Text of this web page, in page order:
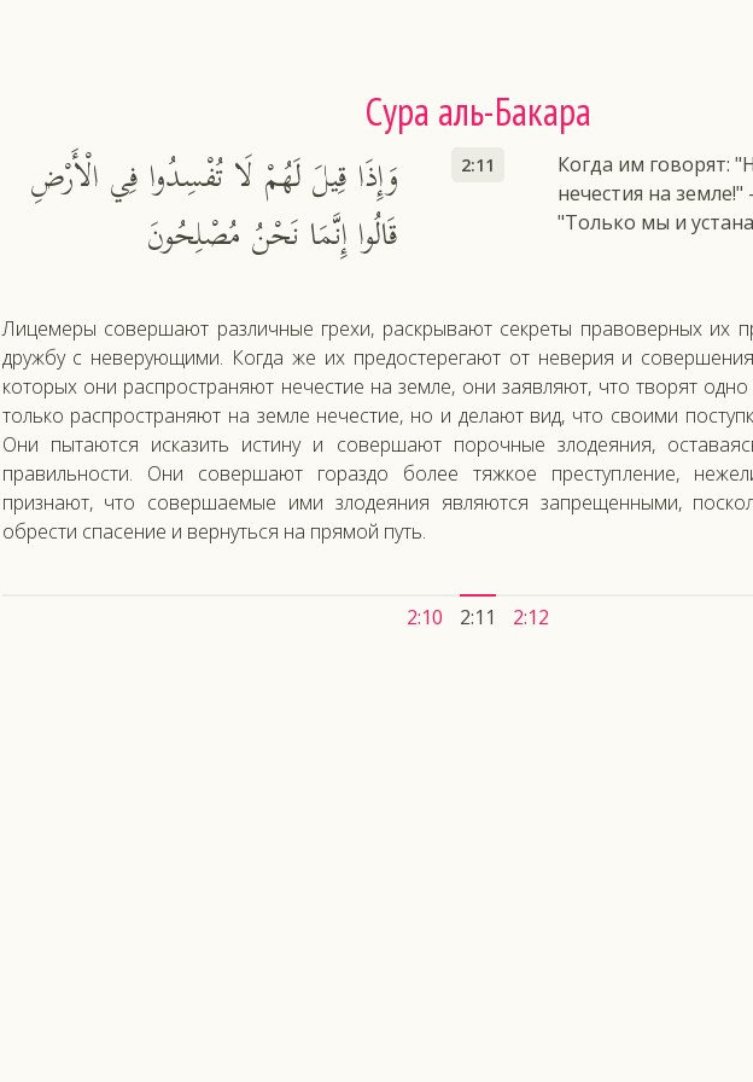
Сура аль-Бакара
وَإِذَا قِيلَ لَهُمْ لَا تُفْسِدُوا فِي الْأَرْضِ
قَالُوا إِنَّمَا نَحْنُ مُصْلِحُونَ
2:11
Когда им говорят:
нечестия на
"Только мы и
Лицемеры совершают различные грехи, раскрывают секреты правоверных их
дружбу с неверующими. Когда же их предостерегают от неверия и
которых они распространяют нечестие на земле, они заявляют, что творят
только распространяют на земле нечестие, но и делают вид, что своими
Они пытаются исказить истину и совершают порочные злодеяния,
правильности. Они совершают гораздо более тяжкое преступление,
признают, что совершаемые ими злодеяния являются запрещенными,
обрести спасение и вернуться на прямой путь.
2:10 2:11 2:12